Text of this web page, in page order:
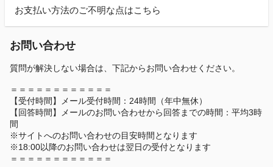
お支払い方法のご不明な点はこちら
お問い合わせ
質問が解決しない場合は、下記からお問い合わせください。
＝＝＝＝＝＝＝＝＝＝＝＝
【受付時間】メール受付時間：24時間（年中無休）
【回答時間】メールのお問い合わせから回答までの時間：平均3時
間
※サイトへのお問い合わせの目安時間となります
※18:00以降のお問い合わせは翌日の受付となります
＝＝＝＝＝＝＝＝＝＝＝＝